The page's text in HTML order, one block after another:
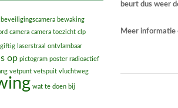
beurt dus weer
Meer informatie
beveiligingscamera bewaking
camera camera toezicht clp
giftig laserstraal ontvlambaar
op pictogram poster radioactief
vetpunt vetspuit vluchtweg
wat te doen bij